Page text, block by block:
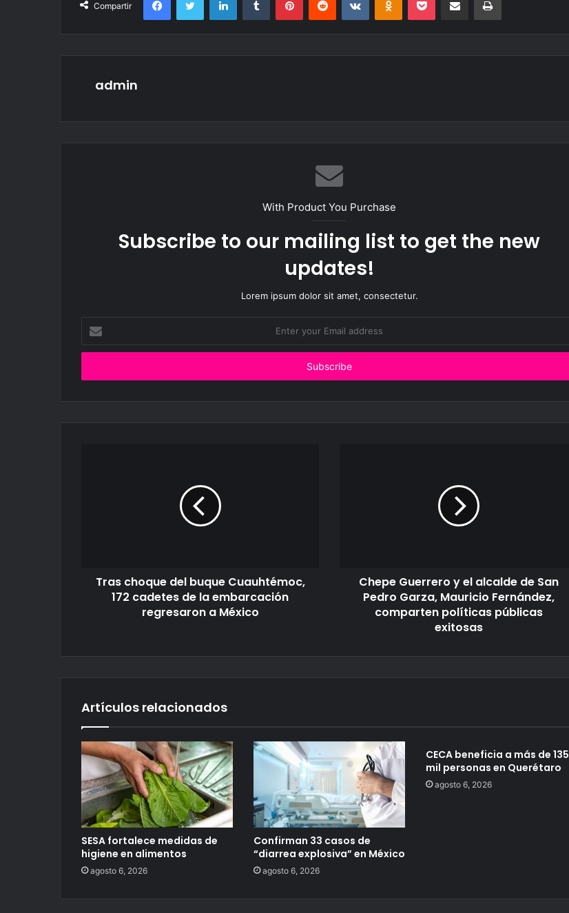
Compartir
admin
With Product You Purchase
Subscribe to our mailing list to get the new
updates!
Lorem ipsum dolor sit amet, consectetur.
your
Email
Tras choque del buque Cuauhtémoc,
172 cadetes de la embarcación
regresaron a México
Chepe Guerrero y el alcalde de San
Pedro Garza, Mauricio Fernández,
comparten políticas públicas
exitosas
Artículos relacionados
SESA fortalece medidas de
higiene en alimentos
agosto 6, 2026
Confirman 33 casos de
“diarrea explosiva” en México
agosto 6, 2026
CECA beneficia a más de 135
mil personas en Querétaro
agosto 6, 2026